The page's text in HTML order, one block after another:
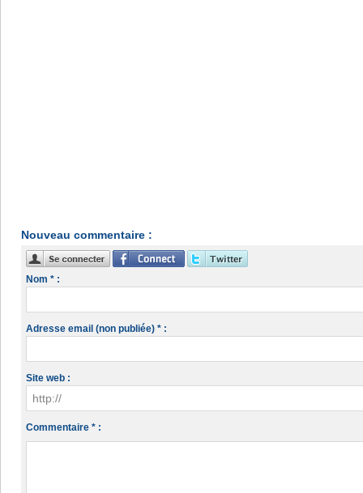
Nouveau commentaire :
Nom * :
Adresse email (non publiée) * :
Site web :
Commentaire * :